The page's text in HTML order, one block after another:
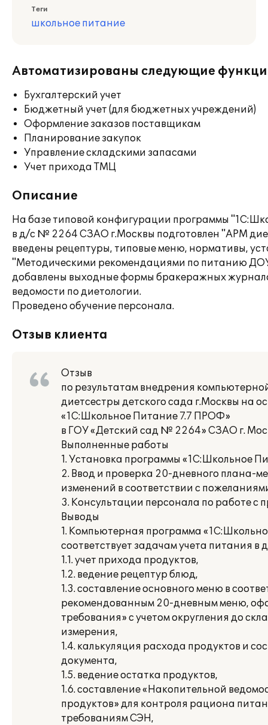
Теги
школьное питание
Автоматизированы следующие
Бухгалтерский учет
Бюджетный учет (для бюджетных учреждений)
Оформление заказов поставщикам
Планирование закупок
Управление складскими запасами
Учет прихода ТМЦ
Описание
На базе типовой конфигурации программы
в д/с № 2264 СЗАО г.Москвы подготовлен "АРМ
введены рецептуры, типовые меню, нормативы,
"Методическими рекомендациями по питанию
добавлены выходные формы бракеражных
ведомости по диетологии.
Проведено обучение персонала.
Отзыв клиента
Отзыв
по результатам внедрения
диетсестры детского сада г.Москвы на
«1С:Школьное Питание 7.7 ПРОФ»
в ГОУ «Детский сад № 2264» СЗАО г.
Выполненные работы
1. Установка программы «1С:Школьное
2. Ввод и проверка 20-дневного плана-
изменений в соответствии с
3. Консультации персонала по работе с
Выводы
1. Компьютерная программа
соответствует задачам учета питания в
1.1. учет прихода продуктов,
1.2. ведение рецептур блюд,
1.3. составление основного меню в
рекомендованным 20-дневным меню,
требования» с учетом округления до
измерения,
1.4. калькуляция расхода продуктов и
документа,
1.5. ведение остатка продуктов,
1.6. составление «Накопительной
продуктов» для контроля рациона
требованиям СЭН,